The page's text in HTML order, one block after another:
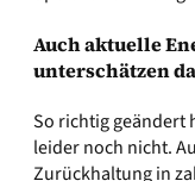
Auch aktuelle
unterschätzen
So richtig geändert
leider noch nicht.
Zurückhaltung in